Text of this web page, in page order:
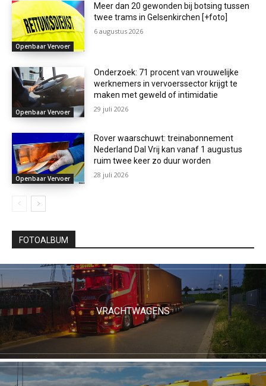
Openbaar Vervoer
Meer dan 20 gewonden bij botsing tussen
twee trams in Gelsenkirchen [+foto]
6 augustus 2026
Openbaar Vervoer
Onderzoek: 71 procent van vrouwelijke
werknemers in vervoerssector krijgt te
maken met geweld of intimidatie
29 juli 2026
Openbaar Vervoer
Rover waarschuwt: treinabonnement
Nederland Dal Vrij kan vanaf 1 augustus
ruim twee keer zo duur worden
28 juli 2026
FOTOALBUM
VRACHTWAGENS